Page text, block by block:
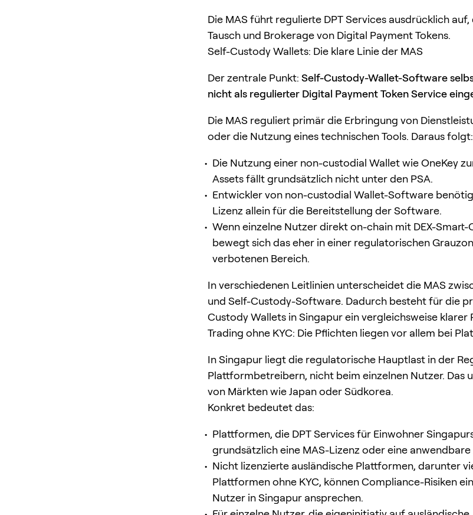
Die MAS führt regulierte DPT Services ausdrücklich
Tausch und Brokerage von Digital Payment Tokens.
Self-Custody Wallets: Die klare Linie der MAS
Der zentrale Punkt: Self-Custody-Wallet-Software
nicht als regulierter Digital Payment Token Service
Die MAS reguliert primär die Erbringung von
oder die Nutzung eines technischen Tools. Daraus folgt:
Die Nutzung einer non-custodial Wallet wie OneKey
Assets fällt grundsätzlich nicht unter den PSA.
Entwickler von non-custodial Wallet-Software
Lizenz allein für die Bereitstellung der Software.
Wenn einzelne Nutzer direkt on-chain mit DEX-
bewegt sich das eher in einer regulatorischen
verbotenen Bereich.
In verschiedenen Leitlinien unterscheidet die MAS
und Self-Custody-Software. Dadurch besteht für die
Custody Wallets in Singapur ein vergleichsweise klarer
Trading ohne KYC: Die Pflichten liegen vor allem bei
In Singapur liegt die regulatorische Hauptlast in der
Plattformbetreibern, nicht beim einzelnen Nutzer. Das
von Märkten wie Japan oder Südkorea.
Konkret bedeutet das:
Plattformen, die DPT Services für Einwohner
grundsätzlich eine MAS-Lizenz oder eine anwendbare
Nicht lizenzierte ausländische Plattformen, darunter
Plattformen ohne KYC, können Compliance-Risiken
Nutzer in Singapur ansprechen.